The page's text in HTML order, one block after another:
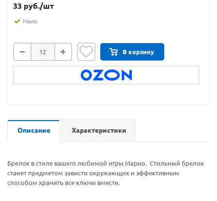
33 руб./шт
Мало
В корзину
Описание Характеристики
Брелок в стиле вашего любимой игры Марио. Стильный брелок
станет предметом зависти окружающих и эффективным
способом хранить все ключи вместе.